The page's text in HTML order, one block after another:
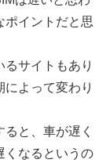
ポイントだと思
サイトもあり
よって変わり
と、車が遅く
くなるというの